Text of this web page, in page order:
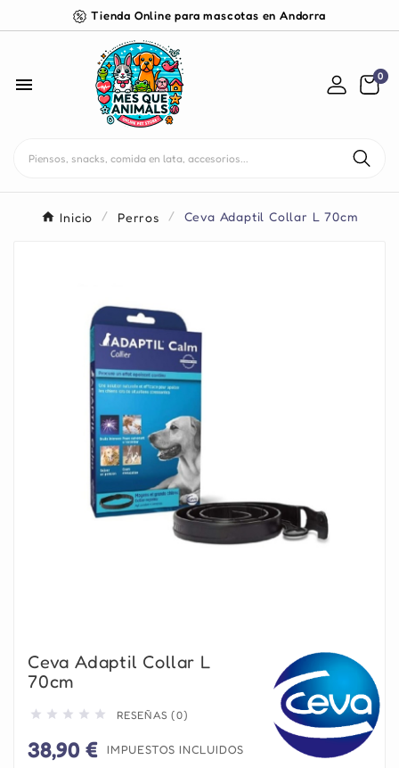
Tienda Online para mascotas en Andorra
 0
Inicio Perros Ceva Adaptil Collar L 70cm
Ceva Adaptil Collar L
70cm
     RESEÑAS (0)
38,90 € IMPUESTOS INCLUIDOS